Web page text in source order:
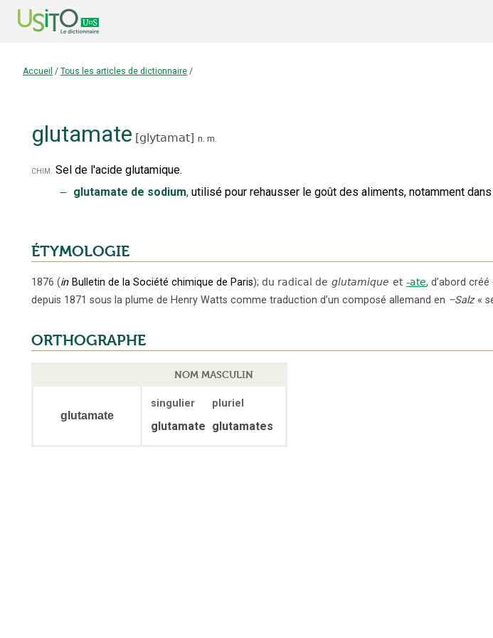
Accueil / Tous les articles de dictionnaire /
glutamate [glytamat] n. m.
chim. Sel de l'acide glutamique.
‒ glutamate de sodium, utilisé pour rehausser le goût des aliments, notamment
ÉTYMOLOGIE
1876 (in Bulletin de la Société chimique de Paris); du radical de glutamique et -ate, d’abord
depuis 1871 sous la plume de Henry Watts comme traduction d’un composé allemand en –Salz «
ORTHOGRAPHE
NOM MASCULIN
glutamate
singulier pluriel
glutamate glutamates